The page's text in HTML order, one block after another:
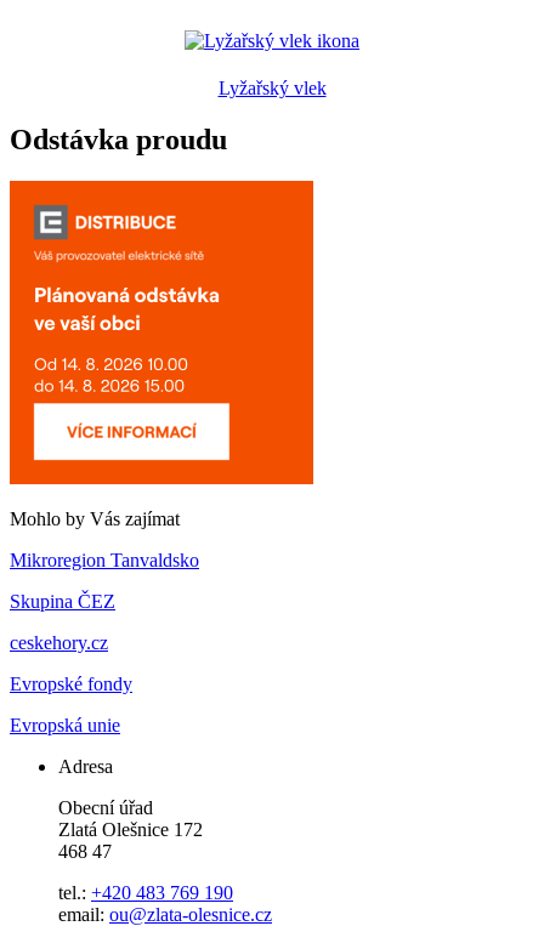
Lyžařský vlek
Odstávka proudu
Mohlo by Vás zajímat
Mikroregion Tanvaldsko
Skupina ČEZ
ceskehory.cz
Evropské fondy
Evropská unie
Adresa
Obecní úřad
Zlatá Olešnice 172
468 47
tel.: +420 483 769 190
email: ou@zlata-olesnice.cz